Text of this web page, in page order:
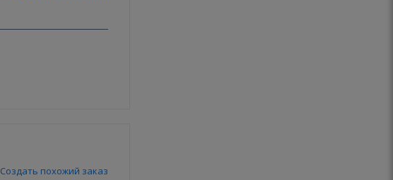
Создать похожий заказ